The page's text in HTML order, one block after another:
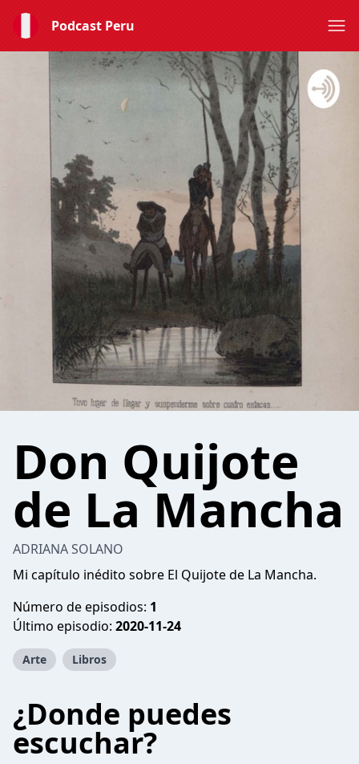
Podcast Peru
Don Quijote
de La Mancha
ADRIANA SOLANO
Mi capítulo inédito sobre El Quijote de La Mancha.
Número de episodios: 1
Último episodio: 2020-11-24
Arte Libros
¿Donde puedes
escuchar?